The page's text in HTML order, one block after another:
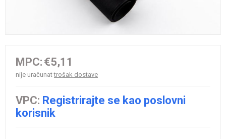
MPC: €5,11
nije uračunattrošak dostave
VPC: Registrirajte se kao poslovni
korisnik